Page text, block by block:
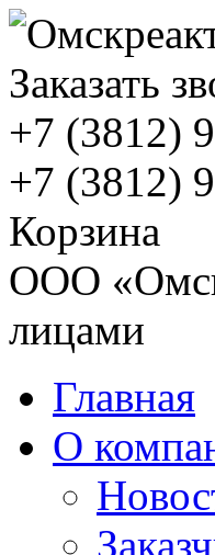
Заказать
+7 (3812)
+7 (3812)
Корзина
ООО
лицами
Главная
О